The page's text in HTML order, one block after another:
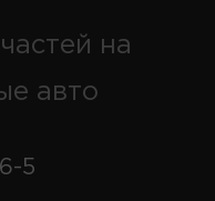
на
авто
5